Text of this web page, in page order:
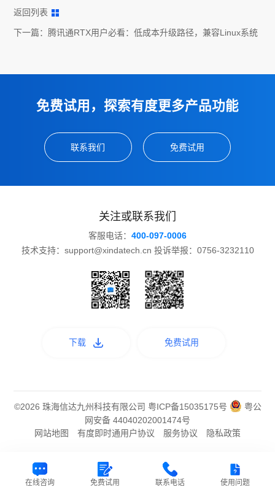
返回列表
下一篇： 腾讯通RTX用户必看：低成本升级路径，兼容Linux系统
免费试用，探索有度更多产品功能
联系我们 免费试用
在线咨询 免费试用 联系电话 使用问题
关注或联系我们
客服电话： 400-097-0006
技术支持：support@xindatech.cn 投诉举报：0756-3232110
下载 免费试用
©2026 珠海信达九州科技有限公司 粤ICP备15035175号
粤公
网安备 44040202001474号
网站地图
有度即时通用户协议 服务协议 隐私政策